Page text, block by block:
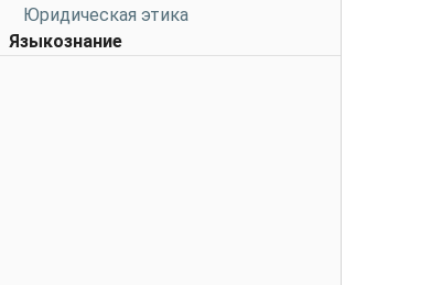
Юридическая этика
Языкознание